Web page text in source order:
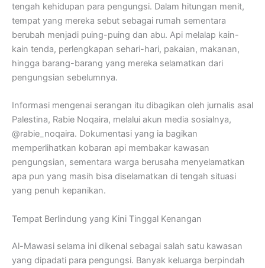
tengah kehidupan para pengungsi. Dalam hitungan menit,
tempat yang mereka sebut sebagai rumah sementara
berubah menjadi puing-puing dan abu. Api melalap kain-
kain tenda, perlengkapan sehari-hari, pakaian, makanan,
hingga barang-barang yang mereka selamatkan dari
pengungsian sebelumnya.
Informasi mengenai serangan itu dibagikan oleh jurnalis asal
Palestina, Rabie Noqaira, melalui akun media sosialnya,
@rabie_noqaira. Dokumentasi yang ia bagikan
memperlihatkan kobaran api membakar kawasan
pengungsian, sementara warga berusaha menyelamatkan
apa pun yang masih bisa diselamatkan di tengah situasi
yang penuh kepanikan.
Tempat Berlindung yang Kini Tinggal Kenangan
Al-Mawasi selama ini dikenal sebagai salah satu kawasan
yang dipadati para pengungsi. Banyak keluarga berpindah